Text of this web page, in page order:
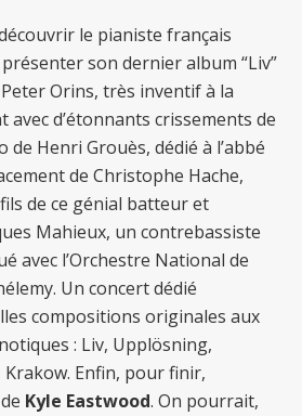
le pianiste français
son dernier album “Liv”
Orins, très inventif à la
d’étonnants crissements de
de Henri Grouès, dédié à l’abbé
de Christophe Hache,
de ce génial batteur et
Mahieux, un contrebassiste
avec l’Orchestre National de
Un concert dédié
compositions originales aux
: Liv, Upplösning,
Enfin, pour finir,
Kyle Eastwood. On pourrait,